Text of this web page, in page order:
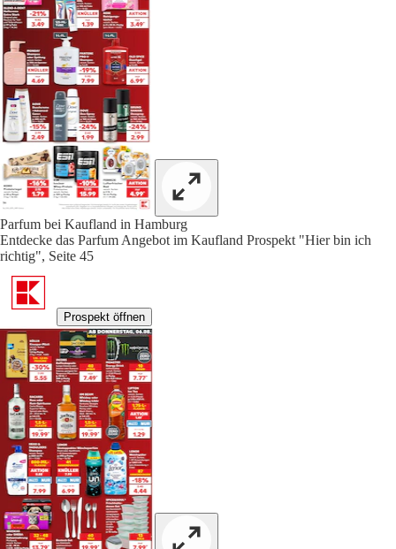
Parfum bei Kaufland in Hamburg
Entdecke das Parfum Angebot im Kaufland Prospekt "Hier bin ich
richtig", Seite 45
Prospekt öffnen